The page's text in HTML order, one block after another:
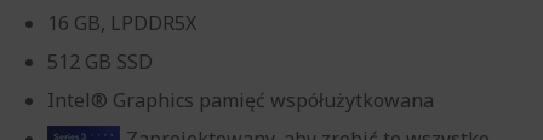
16 GB, LPDDR5X
512 GB SSD
Intel® Graphics pamięć współużytkowana